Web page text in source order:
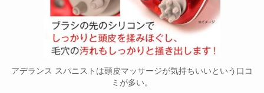
アデランス スパニストは頭皮マッサージが気持ちいいという口コ
ミが多い。